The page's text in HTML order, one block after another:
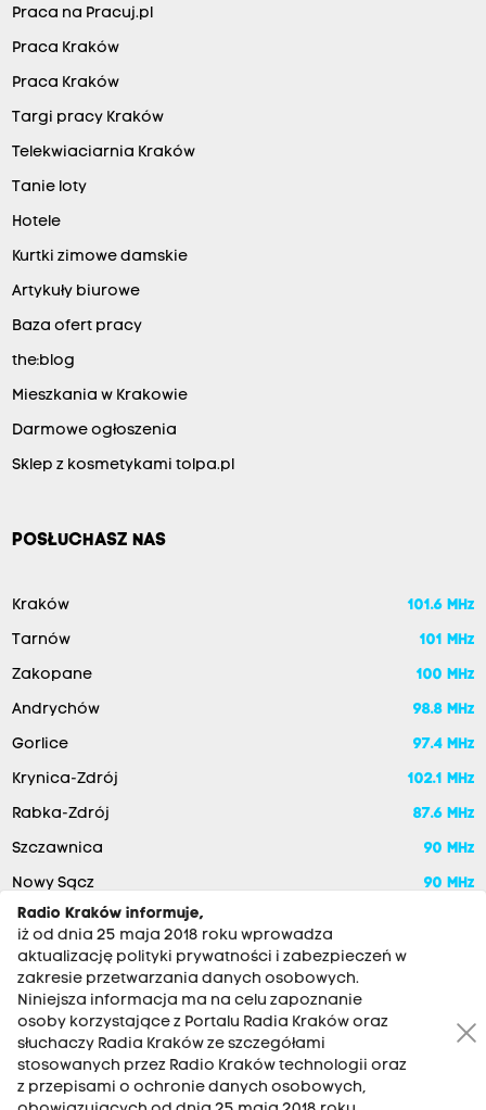
Praca na Pracuj.pl
Praca Kraków
Praca Kraków
Targi pracy Kraków
Telekwiaciarnia Kraków
Tanie loty
Hotele
Kurtki zimowe damskie
Artykuły biurowe
Baza ofert pracy
the:blog
Mieszkania w Krakowie
Darmowe ogłoszenia
Sklep z kosmetykami tolpa.pl
POSŁUCHASZ NAS
Kraków 101.6 MHz
Tarnów 101 MHz
Zakopane 100 MHz
Andrychów 98.8 MHz
Gorlice 97.4 MHz
Krynica-Zdrój 102.1 MHz
Rabka-Zdrój 87.6 MHz
Szczawnica 90 MHz
Nowy Sącz 90 MHz
RADIO KRAKÓW SA. Aleja Juliusza Słowackiego 22, 30-007
Radio Kraków informuje,
iż od dnia 25 maja 2018 roku wprowadza
aktualizację polityki prywatności i zabezpieczeń w
zakresie przetwarzania danych osobowych.
Niniejsza informacja ma na celu zapoznanie
osoby korzystające z Portalu Radia Kraków oraz
słuchaczy Radia Kraków ze szczegółami
stosowanych przez Radio Kraków technologii oraz
z przepisami o ochronie danych osobowych,